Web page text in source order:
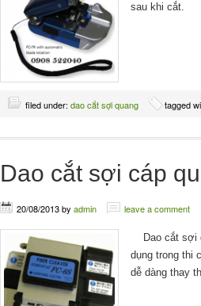
sau khi cắt.
filed under: dao cắt sợi quang tagged
Dao cắt sợi cáp
20/08/2013by admin leave a comment
Dao cắt sợi
dụng trong thi
dễ dàng thay